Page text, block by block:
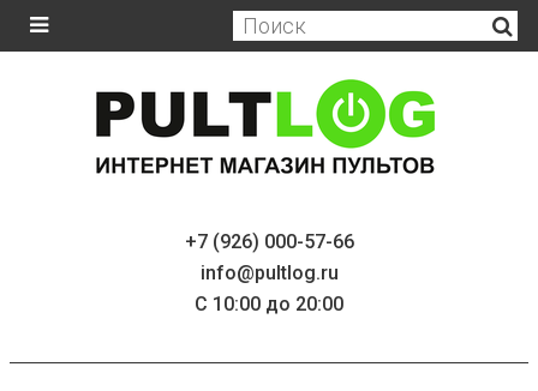
+7 (926) 000-57-66
info@pultlog.ru
С 10:00 до 20:00